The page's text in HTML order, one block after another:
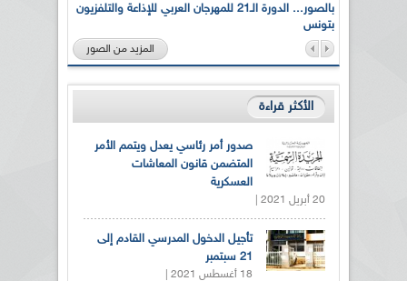
بالصور... الدورة الـ21 للمهرجان العربي للإذاعة والتلفزيون
بتونس
المزيد من الصور
الأكثر قراءة
صدور أمر رئاسي يعدل ويتمم الأمر
المتضمن قانون المعاشات
العسكرية
20 أبريل 2021 |
تأجيل الدخول المدرسي القادم إلى
21 سبتمبر
18 أغسطس 2021 |